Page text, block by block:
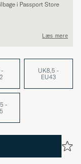
i Passport Store
Læs mere
UK8,5 -
EU43
-